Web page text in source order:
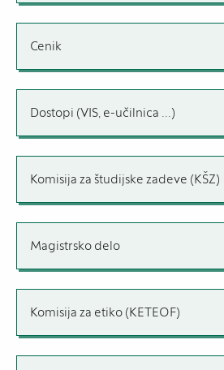
Cenik
Dostopi (VIS, e-učilnica ...)
Komisija za študijske zadeve (KŠZ)
Magistrsko delo
Komisija za etiko (KETEOF)